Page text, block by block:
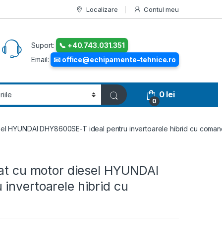
Localizare Contul meu
Suport:
📞 +40.743.031.351
Email:
📧 office@echipamente-tehnice.ro
0
0 lei
HYUNDAI DHY8600SE-T ideal pentru invertoarele hibrid cu
cu motor diesel HYUNDAI
invertoarele hibrid cu